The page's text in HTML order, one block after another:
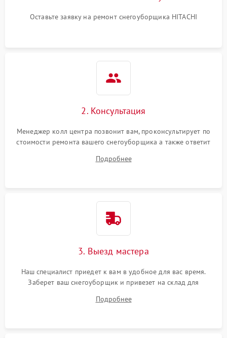
Оставьте заявку на ремонт снегоуборщика HITACHI
2. Консультация
Менеджер колл центра позвонит вам, проконсультирует по
стоимости ремонта вашего снегоуборщика а также ответит
Подробнее
3. Выезд мастера
Наш специалист приедет к вам в удобное для вас время.
Заберет ваш снегоуборщик и привезет на склад для
Подробнее